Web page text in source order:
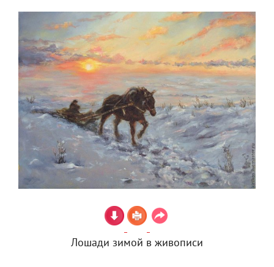
Лошади зимой в живописи